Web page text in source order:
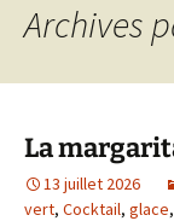
Archives
La
13 juillet 2026
vert, Cocktail, glace,